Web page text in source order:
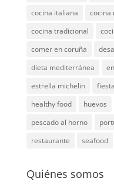
cocina italiana
cocina
cocina tradicional
comer en coruña
dieta mediterránea
estrella michelin
fiesta
healthy food
huevos
pescado al horno
restaurante
seafood
Quiénes somos